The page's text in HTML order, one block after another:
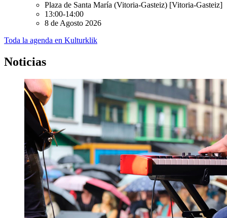
Plaza de Santa María (Vitoria-Gasteiz) [Vitoria-Gasteiz]
13:00-14:00
8 de Agosto 2026
Toda la agenda en Kulturklik
Noticias